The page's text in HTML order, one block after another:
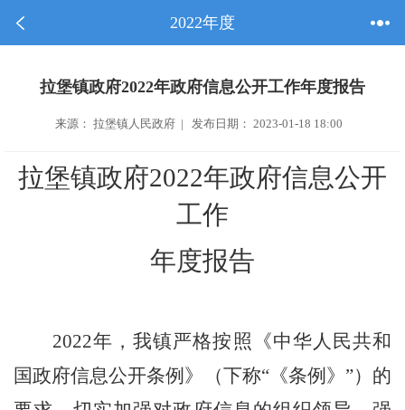
2022年度
拉堡镇政府2022年政府信息公开工作年度报告
来源： 拉堡镇人民政府 | 发布日期： 2023-01-18 18:00
拉堡镇政府2022年政府信息公开
工作
年度报告
2022年，我镇严格按照《中华人民共和
国政府信息公开条例》（下称“《条例》 ”）的